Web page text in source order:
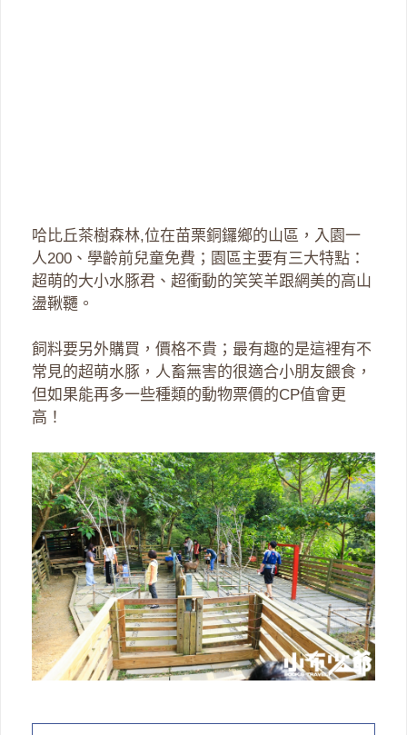
哈比丘茶樹森林,位在苗栗銅鑼鄉的山區，入園一
人200、學齡前兒童免費；園區主要有三大特點：
超萌的大小水豚君、超衝動的笑笑羊跟網美的高山
盪鞦韆。
飼料要另外購買，價格不貴；最有趣的是這裡有不
常見的超萌水豚，人畜無害的很適合小朋友餵食，
但如果能再多一些種類的動物票價的CP值會更
高！